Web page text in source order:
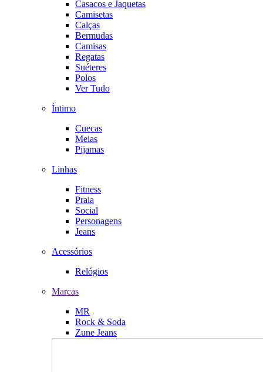
Casacos e Jaquetas
Camisetas
Calças
Bermudas
Camisas
Regatas
Suéteres
Polos
Ver Tudo
Íntimo
Cuecas
Meias
Pijamas
Linhas
Fitness
Praia
Social
Personagens
Jeans
Acessórios
Relógios
Marcas
MR
Rock & Soda
Zune Jeans